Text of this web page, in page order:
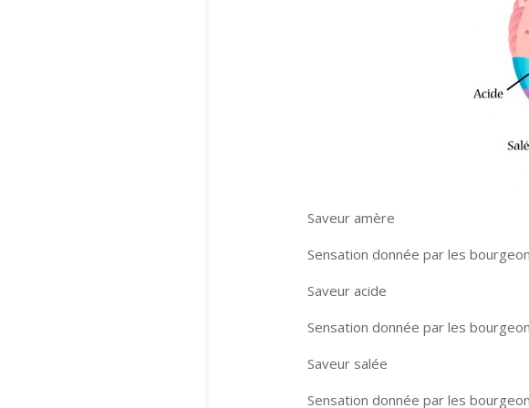
Saveur amère
Sensation donnée par les
Saveur acide
Sensation donnée par les
Saveur salée
Sensation donnée par les